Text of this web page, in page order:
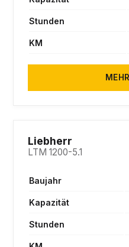
Stunden
KM
Liebherr
LTM 1200-5.1
Baujahr
Kapazität
Stunden